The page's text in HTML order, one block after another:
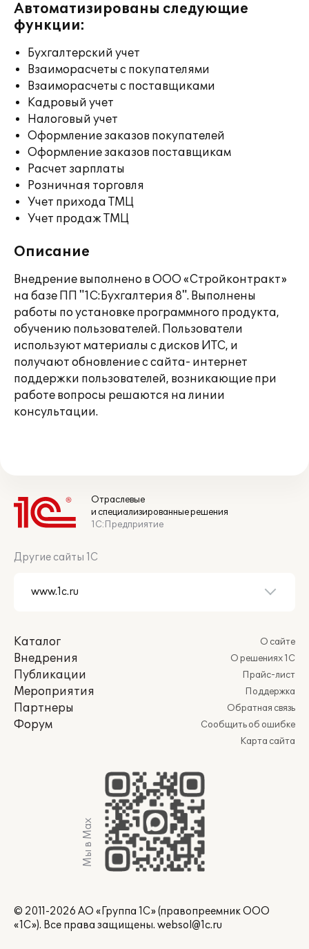
Автоматизированы следующие
функции:
Бухгалтерский учет
Взаиморасчеты с покупателями
Взаиморасчеты с поставщиками
Кадровый учет
Налоговый учет
Оформление заказов покупателей
Оформление заказов поставщикам
Расчет зарплаты
Розничная торговля
Учет прихода ТМЦ
Учет продаж ТМЦ
Описание
Внедрение выполнено в ООО «Стройконтракт»
на базе ПП "1С:Бухгалтерия 8". Выполнены
работы по установке программного продукта,
обучению пользователей. Пользователи
используют материалы с дисков ИТС, и
получают обновление с сайта- интернет
поддержки пользователей, возникающие при
работе вопросы решаются на линии
консультации.
Отраслевые
и специализированные решения
1С:Предприятие
Другие сайты 1С
Каталог
Внедрения
Публикации
Мероприятия
Партнеры
Форум
О сайте
О решениях 1С
Прайс-лист
Поддержка
Обратная связь
Сообщить об ошибке
Карта сайта
Мы в Max
© 2011-2026 АО «Группа 1С» (правопреемник ООО
«1С»). Все права защищены. websol@1c.ru